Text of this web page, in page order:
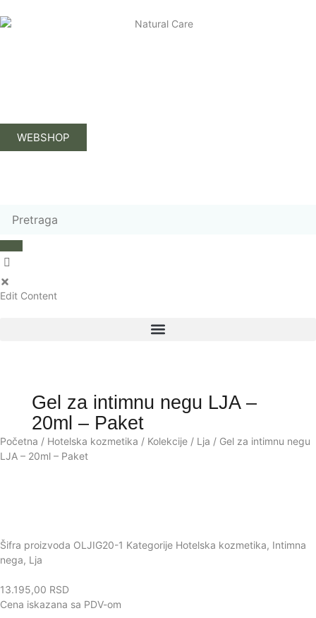
WEBSHOP
Edit Content
Gel za intimnu negu LJA –
20ml – Paket
Početna / Hotelska kozmetika / Kolekcije / Lja / Gel za intimnu negu
LJA – 20ml – Paket
Šifra proizvoda OLJIG20-1 Kategorije Hotelska kozmetika, Intimna
nega, Lja
13.195,00 RSD
Cena iskazana sa PDV-om